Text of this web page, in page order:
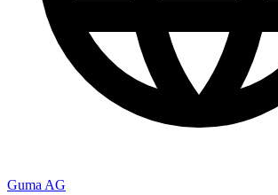
Guma AG